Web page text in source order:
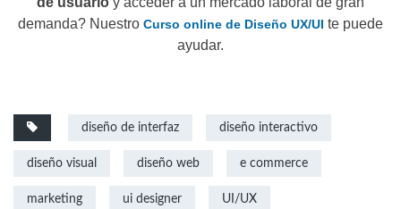
demanda? Nuestro Curso online de Diseño UX/UI te puede
ayudar.
diseño de interfaz diseño interactivo
diseño visual diseño web e commerce
marketing ui designer UI/UX